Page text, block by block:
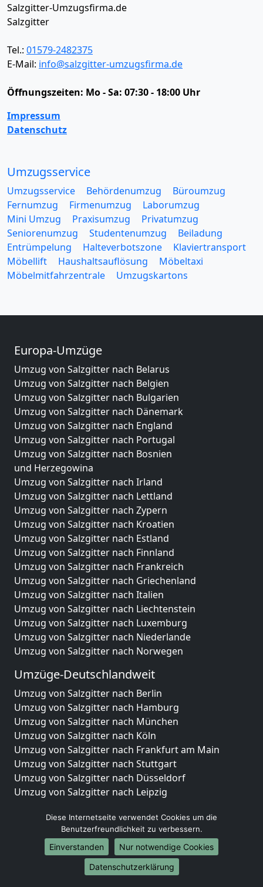
Salzgitter-Umzugsfirma.de
Salzgitter
Tel.: 01579-2482375
E-Mail: info@salzgitter-umzugsfirma.de
Öffnungszeiten: Mo - Sa: 07:30 - 18:00 Uhr
Impressum
Datenschutz
Umzugsservice
Umzugsservice Behördenumzug
Büroumzug
Fernumzug
Firmenumzug
Laborumzug
Mini Umzug
Praxisumzug
Privatumzug
Seniorenumzug
Studentenumzug
Beiladung
Entrümpelung
Halteverbotszone
Klaviertransport
Möbellift
Haushaltsauflösung
Möbeltaxi
Möbelmitfahrzentrale
Umzugskartons
Europa-Umzüge
Umzug von Salzgitter nach Belarus
Umzug von Salzgitter nach Belgien
Umzug von Salzgitter nach Bulgarien
Umzug von Salzgitter nach Dänemark
Umzug von Salzgitter nach England
Umzug von Salzgitter nach Portugal
Umzug von Salzgitter nach Bosnien
und Herzegowina
Umzug von Salzgitter nach Irland
Umzug von Salzgitter nach Lettland
Umzug von Salzgitter nach Zypern
Umzug von Salzgitter nach Kroatien
Umzug von Salzgitter nach Estland
Umzug von Salzgitter nach Finnland
Umzug von Salzgitter nach Frankreich
Umzug von Salzgitter nach Griechenland
Umzug von Salzgitter nach Italien
Umzug von Salzgitter nach Liechtenstein
Umzug von Salzgitter nach Luxemburg
Umzug von Salzgitter nach Niederlande
Umzug von Salzgitter nach Norwegen
Umzüge-Deutschlandweit
Umzug von Salzgitter nach Berlin
Umzug von Salzgitter nach Hamburg
Umzug von Salzgitter nach München
Umzug von Salzgitter nach Köln
Umzug von Salzgitter nach Frankfurt am Main
Umzug von Salzgitter nach Stuttgart
Umzug von Salzgitter nach Düsseldorf
Umzug von Salzgitter nach Leipzig
Umzug von Salzgitter nach Essen
Umzug von Salzgitter nach Bremen
Umzug von Salzgitter nach Dresden
Umzug von Salzgitter nach Hannover
Umzug von Salzgitter nach Nürnberg
Diese Internetseite verwendet Cookies um die
Benutzerfreundlichkeit zu verbessern.
Einverstanden
Nur notwendige Cookies
Datenschutzerklärung